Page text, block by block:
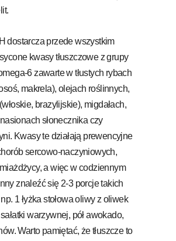
dostarcza przede wszystkim
kwasy tłuszczowe z grupy
6 zawarte w tłustych rybach
makrela), olejach roślinnych,
brazylijskie), migdałach,
słonecznika czy
Kwasy te działają prewencyjne
sercowo-naczyniowych,
a więc w codziennym
znaleźć się 2-3 porcje takich
1 łyżka stołowa oliwy z oliwek
warzywnej, pół awokado,
Warto pamiętać, że tłuszcze to